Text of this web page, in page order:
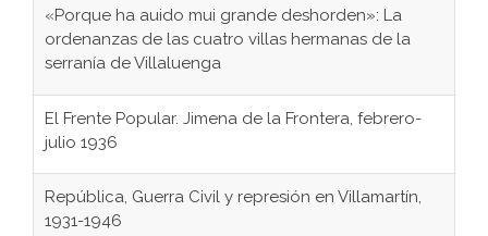
«Porque ha auido mui grande deshorden»: La
ordenanzas de las cuatro villas hermanas de la
serranía de Villaluenga
El Frente Popular. Jimena de la Frontera, febrero-
julio 1936
República, Guerra Civil y represión en Villamartín,
1931-1946